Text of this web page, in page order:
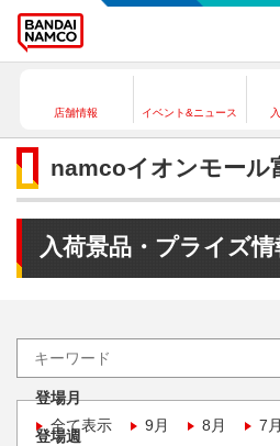
店舗情報 イベント&ニュース
namcoイオンモール
入荷景品・プライズ情
登場月
全て表示
9月 8月 7月
登場週